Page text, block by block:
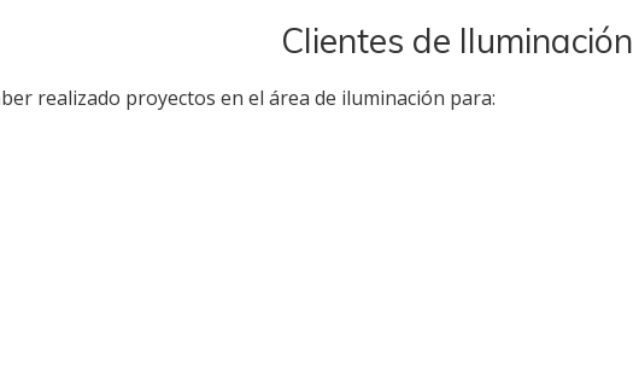
Clientes de Iluminación
realizado proyectos en el área de iluminación para: